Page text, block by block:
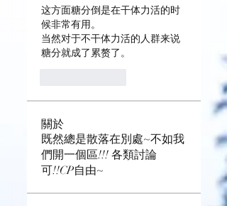
这方面糖分倒是在干体力活的时
候非常有用。
当然对于不干体力活的人群来说
糖分就成了累赘了。
關於
既然總是散落在別處~不如我
們開一個區!!! 各類討論
可!!CP自由~